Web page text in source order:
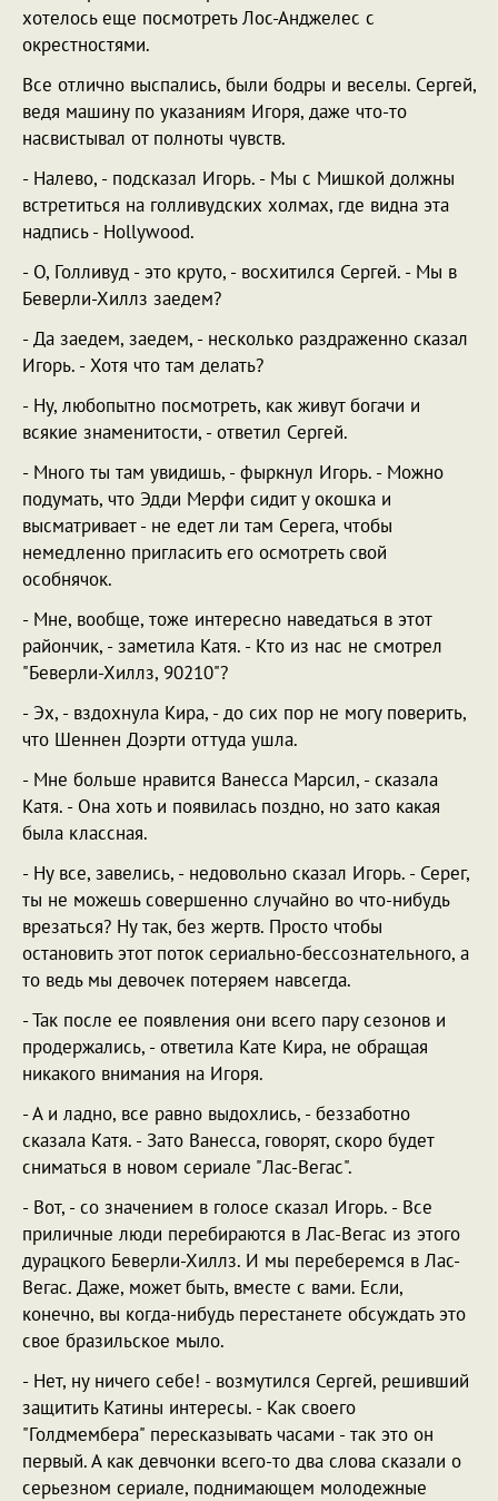
хотелось еще посмотреть Лос-Анджелес с
окрестностями.
Все отлично выспались, были бодры и веселы. Сергей,
ведя машину по указаниям Игоря, даже что-то
насвистывал от полноты чувств.
- Налево, - подсказал Игорь. - Мы с Мишкой должны
встретиться на голливудских холмах, где видна эта
надпись - Hollywood.
- О, Голливуд - это круто, - восхитился Сергей. - Мы в
Беверли-Хиллз заедем?
- Да заедем, заедем, - несколько раздраженно сказал
Игорь. - Хотя что там делать?
- Ну, любопытно посмотреть, как живут богачи и
всякие знаменитости, - ответил Сергей.
- Много ты там увидишь, - фыркнул Игорь. - Можно
подумать, что Эдди Мерфи сидит у окошка и
высматривает - не едет ли там Серега, чтобы
немедленно пригласить его осмотреть свой
особнячок.
- Мне, вообще, тоже интересно наведаться в этот
райончик, - заметила Катя. - Кто из нас не смотрел
"Беверли-Хиллз, 90210"?
- Эх, - вздохнула Кира, - до сих пор не могу поверить,
что Шеннен Доэрти оттуда ушла.
- Мне больше нравится Ванесса Марсил, - сказала
Катя. - Она хоть и появилась поздно, но зато какая
была классная.
- Ну все, завелись, - недовольно сказал Игорь. - Серег,
ты не можешь совершенно случайно во что-нибудь
врезаться? Ну так, без жертв. Просто чтобы
остановить этот поток сериально-бессознательного, а
то ведь мы девочек потеряем навсегда.
- Так после ее появления они всего пару сезонов и
продержались, - ответила Кате Кира, не обращая
никакого внимания на Игоря.
- А и ладно, все равно выдохлись, - беззаботно
сказала Катя. - Зато Ванесса, говорят, скоро будет
сниматься в новом сериале "Лас-Вегас".
- Вот, - со значением в голосе сказал Игорь. - Все
приличные люди перебираются в Лас-Вегас из этого
дурацкого Беверли-Хиллз. И мы переберемся в Лас-
Вегас. Даже, может быть, вместе с вами. Если,
конечно, вы когда-нибудь перестанете обсуждать это
свое бразильское мыло.
- Нет, ну ничего себе! - возмутился Сергей, решивший
защитить Катины интересы. - Как своего
"Голдмембера" пересказывать часами - так это он
первый. А как девчонки всего-то два слова сказали о
серьезном сериале, поднимающем молодежные